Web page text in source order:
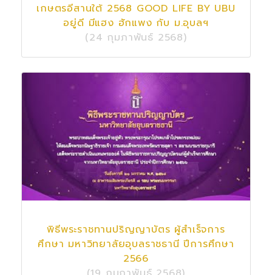
เกษตรอีสานใต้ 2568 GOOD LIFE BY UBU
อยู่ดี มีแฮง ฮักแพง กับ ม.อุบลฯ
(24 กุมภาพันธ์ 2568)
พิธีพระราชทานปริญญาบัตร ผู้สำเร็จการ
ศึกษา มหาวิทยาลัยอุบลราชธานี ปีการศึกษา
2566